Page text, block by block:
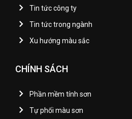
Tin tức công ty
Tin tức trong ngành
Xu hướng màu sắc
CHÍNH SÁCH
Phần mềm tính sơn
Tự phối màu sơn